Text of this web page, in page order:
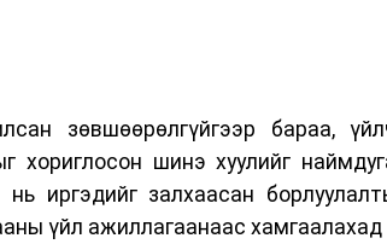
зөвшөөрөлгүйгээр бараа,
хориглосон шинэ хуулийг
нь иргэдийг залхаасан
үйл ажиллагаанаас хамгаалахад